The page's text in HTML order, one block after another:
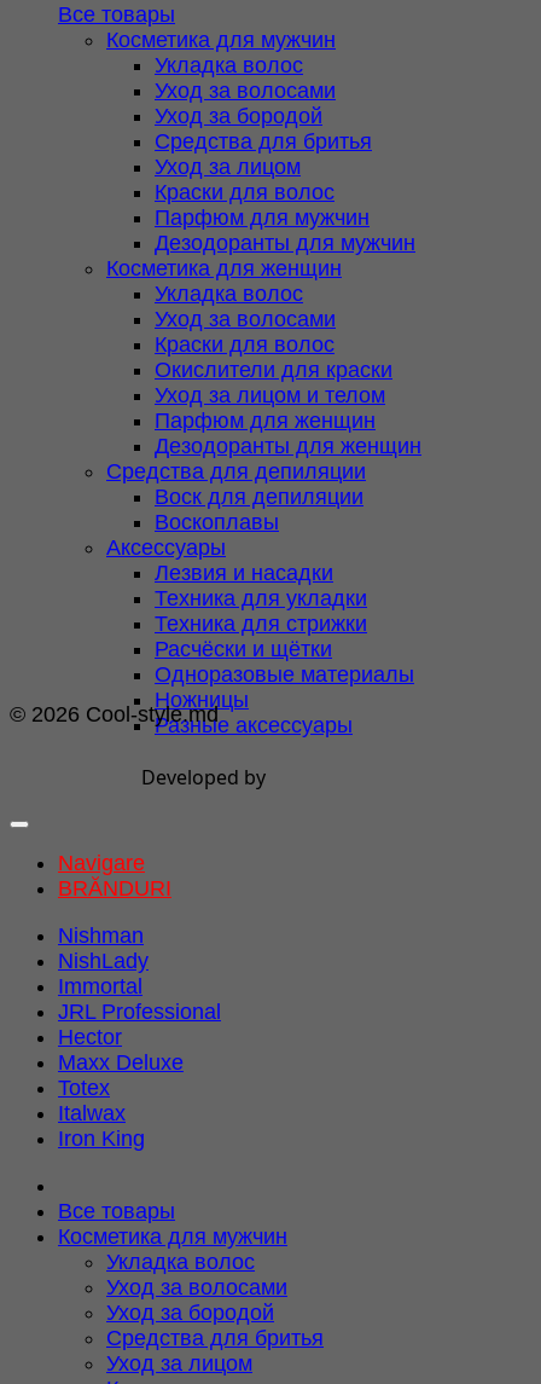
Все товары
Косметика для мужчин
Укладка волос
Уход за волосами
Уход за бородой
Средства для бритья
Уход за лицом
Краски для волос
Парфюм для мужчин
Дезодоранты для мужчин
Косметика для женщин
Укладка волос
Уход за волосами
Краски для волос
Окислители для краски
Уход за лицом и телом
Парфюм для женщин
Дезодоранты для женщин
Средства для депиляции
Воск для депиляции
Воскоплавы
Аксессуары
Лезвия и насадки
Техника для укладки
Техника для стрижки
Расчёски и щётки
Одноразовые материалы
Ножницы
Разные аксессуары
© 2026 Cool-style.md
Developed by
Navigare
BRĂNDURI
Nishman
NishLady
Immortal
JRL Professional
Hector
Maxx Deluxe
Totex
Italwax
Iron King
Все товары
Косметика для мужчин
Укладка волос
Уход за волосами
Уход за бородой
Средства для бритья
Уход за лицом